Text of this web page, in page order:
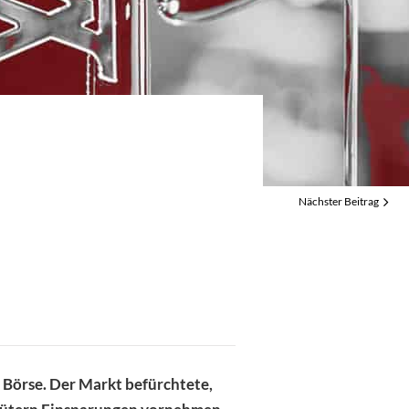
Ziele sorgen für
Bedarf an
steigt rapide
Nächster Beitrag
Der Markt befürchtete,